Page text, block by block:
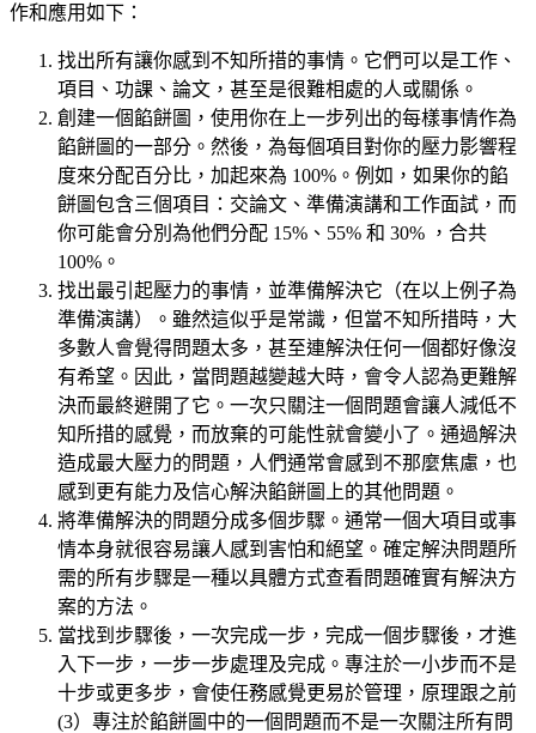
作和應用如下：
找出所有讓你感到不知所措的事情。它們可以是工作、
項目、功課、論文，甚至是很難相處的人或關係。
創建一個餡餅圖，使用你在上一步列出的每樣事情作為
餡餅圖的一部分。然後，為每個項目對你的壓力影響程
度來分配百分比，加起來為 100%。例如，如果你的餡
餅圖包含三個項目：交論文、準備演講和工作面試，而
你可能會分別為他們分配 15%、55% 和 30% ，合共
100%。
找出最引起壓力的事情，並準備解決它（在以上例子為
準備演講）。雖然這似乎是常識，但當不知所措時，大
多數人會覺得問題太多，甚至連解決任何一個都好像沒
有希望。因此，當問題越變越大時，會令人認為更難解
決而最終避開了它。一次只關注一個問題會讓人減低不
知所措的感覺，而放棄的可能性就會變小了。通過解決
造成最大壓力的問題，人們通常會感到不那麼焦慮，也
感到更有能力及信心解決餡餅圖上的其他問題。
將準備解決的問題分成多個步驟。通常一個大項目或事
情本身就很容易讓人感到害怕和絕望。確定解決問題所
需的所有步驟是一種以具體方式查看問題確實有解決方
案的方法。
當找到步驟後，一次完成一步，完成一個步驟後，才進
入下一步，一步一步處理及完成。專注於一小步而不是
十步或更多步，會使任務感覺更易於管理，原理跟之前
(3）專注於餡餅圖中的一個問題而不是一次關注所有問